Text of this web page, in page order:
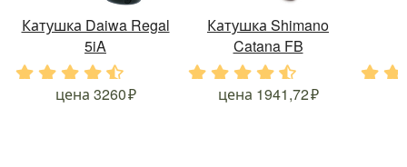
Катушка Daiwa Regal
5iA
. . .
цена 3260
Катушка Shimano
Catana FB
. . . .
цена 1941,72